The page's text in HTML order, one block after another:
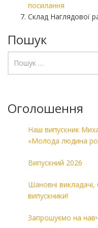
посилання
Склад Наглядової
Пошук
Оголошення
Наш випускник
«Молода людина
Випускний 2026
Шановні викладачі, батьки, любі студенти та інші
випускники!
Запрошуємо на